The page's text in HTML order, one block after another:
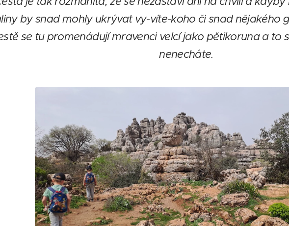
by snad mohly ukrývat vy-víte-koho či snad nějakého
se tu promenádují mravenci velcí jako pětikoruna a to
nenecháte.